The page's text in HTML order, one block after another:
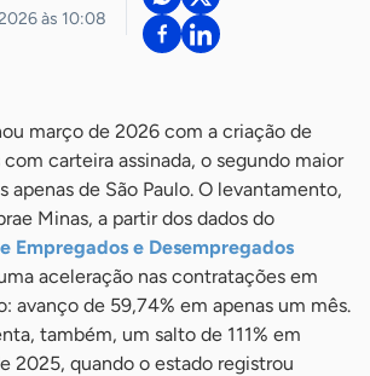
às 10:08
março de 2026 com a criação de
carteira assinada, o segundo maior
apenas de São Paulo. O levantamento,
Minas, a partir dos dados do
Empregados e Desempregados
aceleração nas contratações em
avanço de 59,74% em apenas um mês.
também, um salto de 111% em
2025, quando o estado registrou